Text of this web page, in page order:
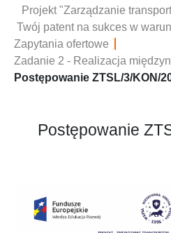
Projekt "Zarządzanie
Twój patent na sukces w
Zapytania ofertowe
Zadanie 2 - Realizacja
Postępowanie ZTSL/3/KON/
Postępowanie